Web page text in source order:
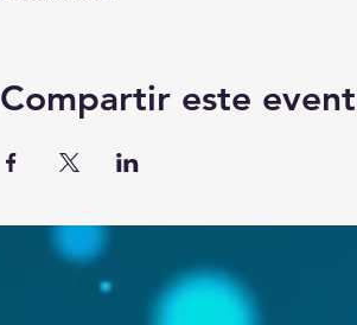
Compartir este